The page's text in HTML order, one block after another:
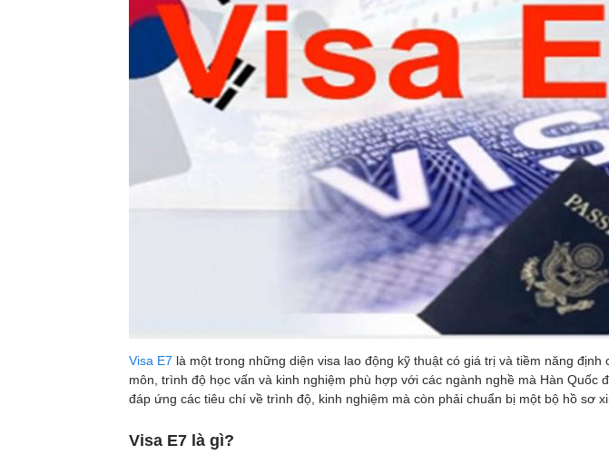
Visa E7 là một trong những diện visa lao động kỹ thuật có giá trị và tiềm năng
môn, trình độ học vấn và kinh nghiệm phù hợp với các ngành nghề mà Hàn
đáp ứng các tiêu chí về trình độ, kinh nghiệm mà còn phải chuẩn bị một bộ hồ sơ
Visa E7 là gì?